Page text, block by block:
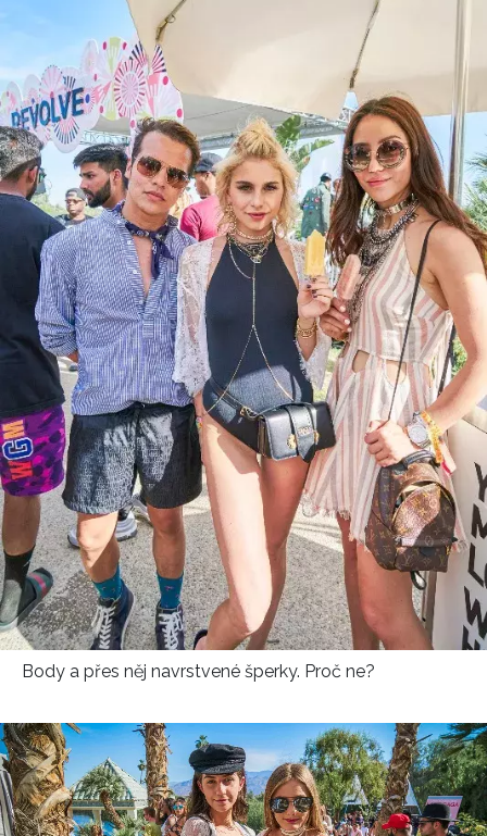
Body a přes něj navrstvené šperky. Proč ne?